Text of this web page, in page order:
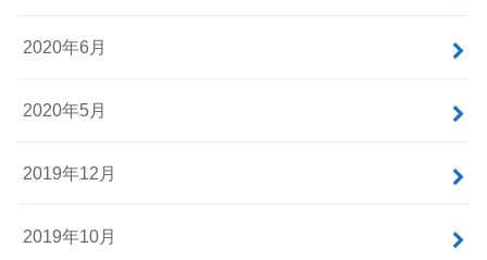
2020年6月
2020年5月
2019年12月
2019年10月